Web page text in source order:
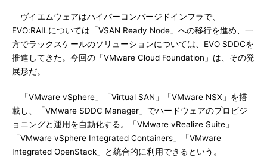
ヴイエムウェアはハイパーコンバージドインフラで、
EVO:RAILについては「VSAN Ready Node」への移行を進め、一
方でラックスケールのソリューションについては、EVO SDDCを
推進してきた。今回の「VMware Cloud Foundation」は、その発
展形だ。
「VMware vSphere」「Virtual SAN」「VMware NSX」を搭
載し、「VMware SDDC Manager」でハードウェアのプロビジ
ョニングと運用を自動化する。「VMware vRealize Suite」
「VMware vSphere Integrated Containers」「VMware
Integrated OpenStack」と統合的に利用できるという。